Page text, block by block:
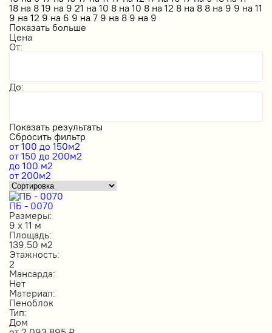
18 на 8 19 на 9 21 на 10 8 на 10 8 на 12 8 на 8 8 на 9 9 на 11
9 на 12 9 на 6 9 на 7 9 на 8 9 на 9
Показать больше
Цена
От:
До:
Показать результаты
Сбросить фильтр
от 100 до 150м2
от 150 до 200м2
до 100 м2
от 200м2
ПБ - 0070
Размеры:
9 х 11 м
Площадь:
139.50 м2
Этажность:
2
Мансарда:
Нет
Материал:
Пеноблок
Тип:
Дом